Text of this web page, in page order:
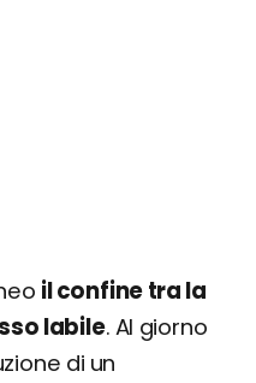
il confine tra la
labile. Al giorno
di un